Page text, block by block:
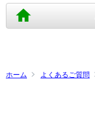
ホーム よくあるご質問